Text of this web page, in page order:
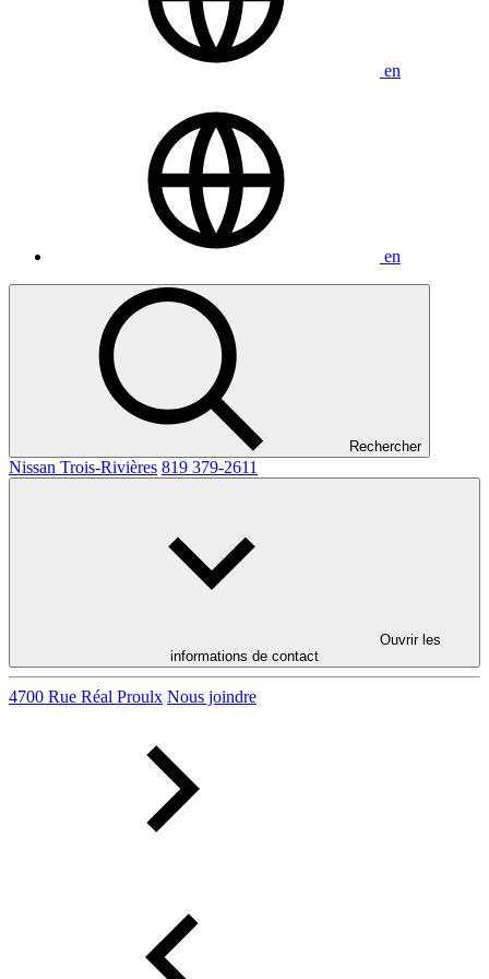
en
en
Rechercher
Nissan Trois-Rivières 819 379-2611
Ouvrir les
informations de contact
4700 Rue Réal Proulx Nous joindre